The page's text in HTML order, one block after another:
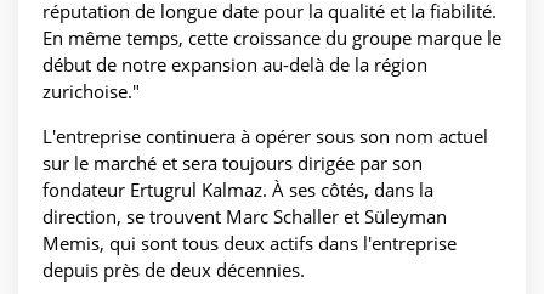
réputation de longue date pour la qualité et la fiabilité.
En même temps, cette croissance du groupe marque le
début de notre expansion au-delà de la région
zurichoise."
L'entreprise continuera à opérer sous son nom actuel
sur le marché et sera toujours dirigée par son
fondateur Ertugrul Kalmaz. À ses côtés, dans la
direction, se trouvent Marc Schaller et Süleyman
Memis, qui sont tous deux actifs dans l'entreprise
depuis près de deux décennies.